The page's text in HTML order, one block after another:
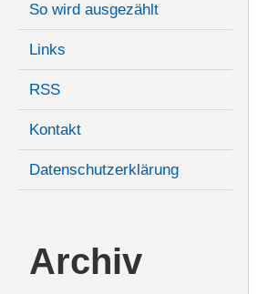
So wird ausgezählt
Links
RSS
Kontakt
Datenschutzerklärung
Archiv